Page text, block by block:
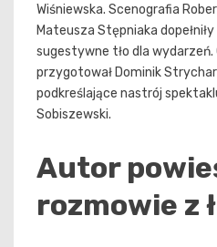
Wiśniewska. Scenografia
Mateusza Stępniaka
sugestywne tło dla
przygotował Dominik
podkreślające nastrój
Sobiszewski.
Autor
rozmowie z